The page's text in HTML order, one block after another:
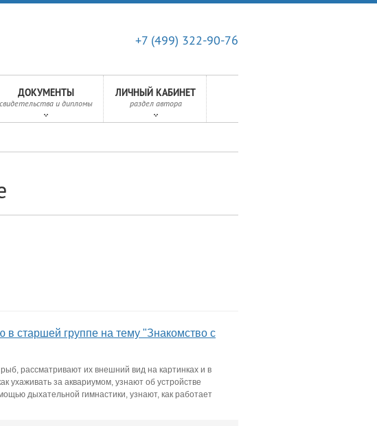
+7 (499) 322-90-76
ДОКУМЕНТЫ
свидетельства и дипломы
ЛИЧНЫЙ КАБИНЕТ
раздел автора
в старшей группе на тему "Знакомство с
рассматривают их внешний вид на картинках и в
ухаживать за аквариумом, узнают об устройстве
дыхательной гимнастики, узнают, как работает